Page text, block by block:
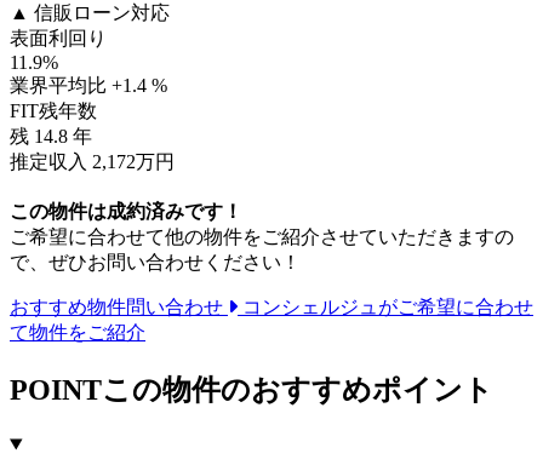
▲ 信販ローン対応
表面利回り
11.9%
業界平均比 +1.4 %
FIT残年数
残 14.8 年
推定収入 2,172万円
この物件は成約済みです！
ご希望に合わせて他の物件をご紹介させていただきますの
で、ぜひお問い合わせください！
おすすめ物件問い合わせ
コンシェルジュがご希望に合わせ
て物件をご紹介
POINTこの物件のおすすめポイント